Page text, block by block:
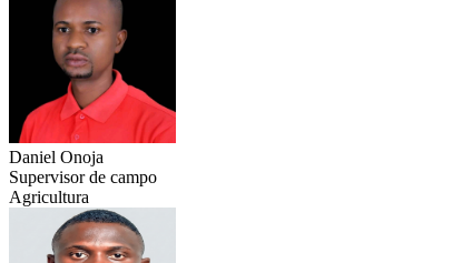
Daniel Onoja
Supervisor de campo
Agricultura